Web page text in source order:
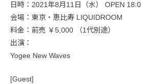
日時：2021年8月11日（水） OPEN
会場：東京・恵比寿 LIQUIDROOM
料金：前売 ￥5,000 （1代別途）
出演：
Yogee New Waves
[Guest]